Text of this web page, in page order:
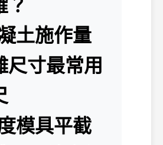
？
土施作量
尺寸最常用
模具平截